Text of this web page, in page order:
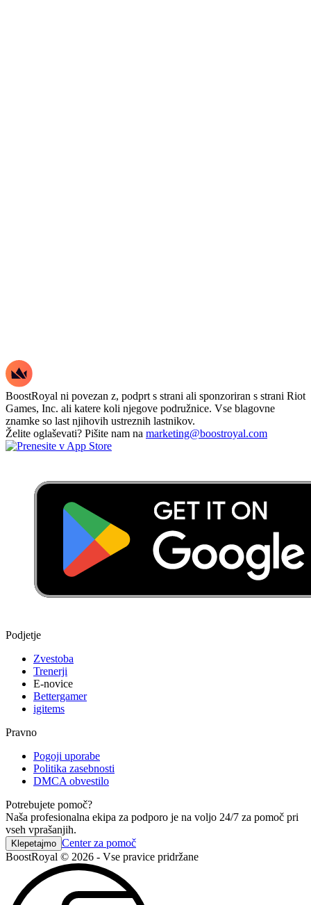
BoostRoyal ni povezan z, podprt s strani ali sponzoriran s strani Riot
Games, Inc. ali katere koli njegove podružnice. Vse blagovne
znamke so last njihovih ustreznih lastnikov.
Želite oglaševati? Pišite nam na marketing@boostroyal.com
Podjetje
Zvestoba
Trenerji
E-novice
Bettergamer
igitems
Pravno
Pogoji uporabe
Politika zasebnosti
DMCA obvestilo
Potrebujete pomoč?
Naša profesionalna ekipa za podporo je na voljo 24/7 za pomoč pri
vseh vprašanjih.
Klepetajmo Center za pomoč
BoostRoyal © 2026 - Vse pravice pridržane